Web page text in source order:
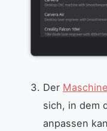
Der
sich, in dem
anpassen